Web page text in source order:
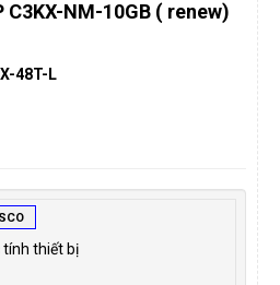
C3KX-NM-10GB ( renew)
48T-L
tính thiết bị